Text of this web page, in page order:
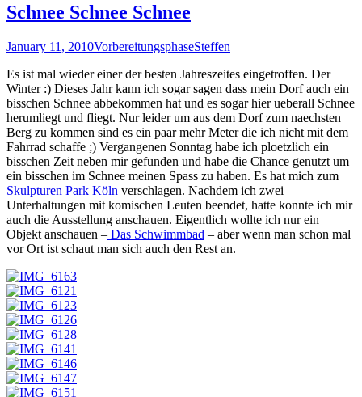
Schnee Schnee Schnee
January 11, 2010VorbereitungsphaseSteffen
Es ist mal wieder einer der besten Jahreszeites eingetroffen. Der
Winter :) Dieses Jahr kann ich sogar sagen dass mein Dorf auch ein
bisschen Schnee abbekommen hat und es sogar hier ueberall Schnee
herumliegt und fliegt. Nur leider um aus dem Dorf zum naechsten
Berg zu kommen sind es ein paar mehr Meter die ich nicht mit dem
Fahrrad schaffe ;) Vergangenen Sonntag habe ich ploetzlich ein
bisschen Zeit neben mir gefunden und habe die Chance genutzt um
ein bisschen im Schnee meinen Spass zu haben. Es hat mich zum
Skulpturen Park Köln verschlagen. Nachdem ich zwei
Unterhaltungen mit komischen Leuten beendet, hatte konnte ich mir
auch die Ausstellung anschauen. Eigentlich wollte ich nur ein
Objekt anschauen – Das Schwimmbad – aber wenn man schon mal
vor Ort ist schaut man sich auch den Rest an.